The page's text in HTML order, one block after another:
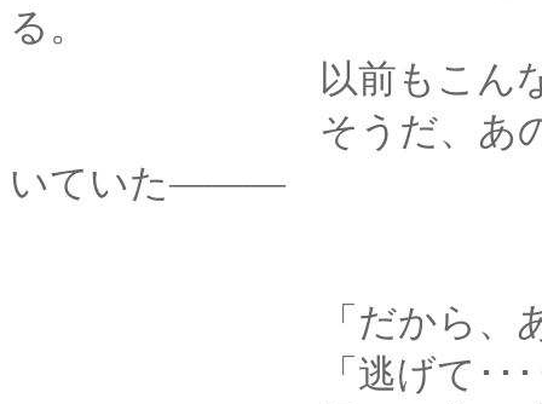
る。
以前もこんなこと
そうだ、あの時も、
いていた―――
「だから、あたし
「逃げて･････